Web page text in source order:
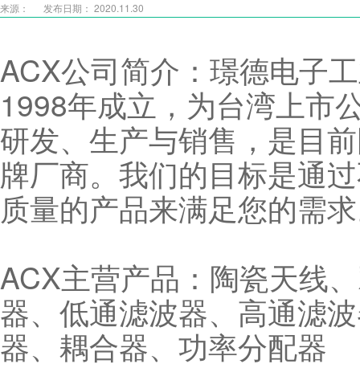
来源： 发布日期： 2020.11.30
ACX公司简介：璟德电子
1998年成立，为台湾上市
研发、生产与销售，是目
牌厂商。我们的目标是通
质量的产品来满足您的需
ACX主营产品：陶瓷天线
器、低通滤波器、高通滤
器、耦合器、功率分配器